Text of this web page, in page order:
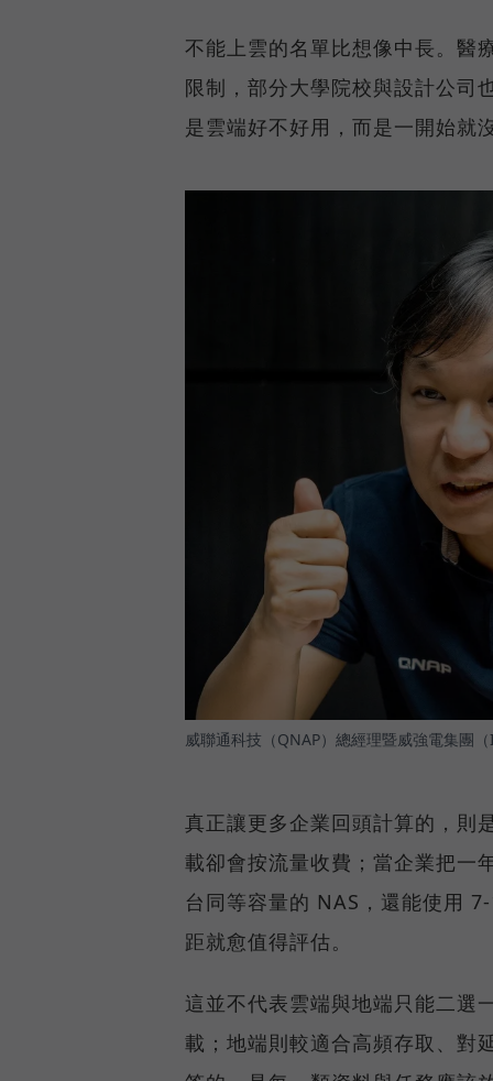
不能上雲的名單比想像中長。醫
限制，部分大學院校與設計公司
是雲端好不好用，而是一開始就
威聯通科技（QNAP）總經理暨威強電集團
真正讓更多企業回頭計算的，則
載卻會按流量收費；當企業把一
台同等容量的 NAS，還能使用
距就愈值得評估。
這並不代表雲端與地端只能二選
載；地端則較適合高頻存取、對